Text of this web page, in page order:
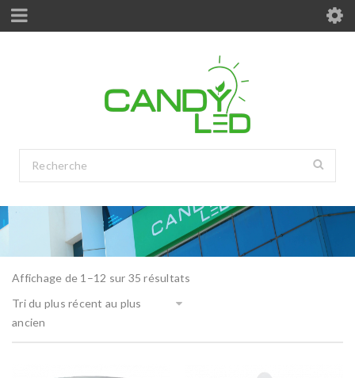
Affichage de 1–12 sur 35 résultats
Tri du plus récent au plus
ancien